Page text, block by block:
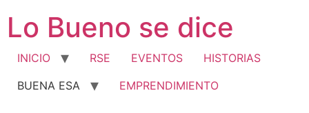
contenido
Lo Bueno se dice
INICIO RSE EVENTOS
HISTORIAS
BUENA ESA
EMPRENDIMIENTO